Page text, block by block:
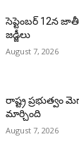
సెప్టెంబర్ 12న
జడ్జీలు
August 7, 2026
రాష్ట్ర ప్రభుత్వం
మార్చింది
August 7, 2026